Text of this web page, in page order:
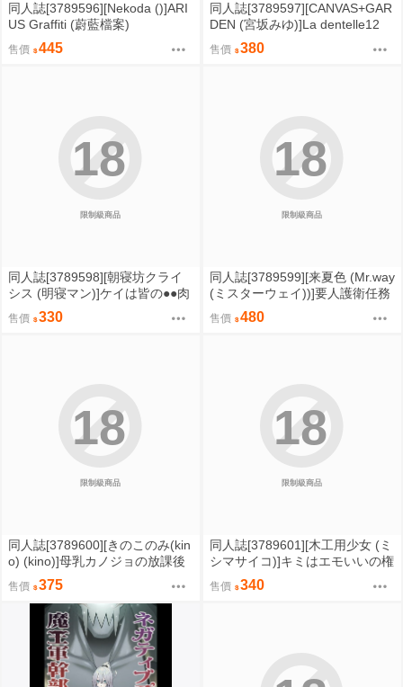
同人誌[3789596][Nekoda ()]ARI
US Graffiti (蔚藍檔案)
售價 445
同人誌[3789597][CANVAS+GAR
DEN (宮坂みゆ)]La dentelle12
(創作)
售價 380
限制級商品
18
同人誌[3789598][朝寝坊クライ
シス (明寝マン)]ケイは皆の●●肉
便器 (蔚藍檔案)
售價 330
限制級商品
18
同人誌[3789599][来夏色 (Mr.way
(ミスターウェイ))]要人護衛任務
2 (咒術迴戰)
售價 480
限制級商品
18
同人誌[3789600][きのこのみ(kin
o) (kino)]母乳カノジョの放課後
ミルクえっち (原創)
售價 375
限制級商品
18
同人誌[3789601][木工用少女 (ミ
シマサイコ)]キミはエモいいの権
化4 (hololive )
售價 340